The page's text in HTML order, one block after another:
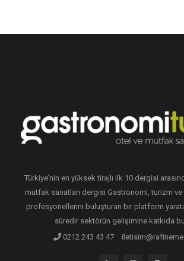
Türkiye’nin en yüksek tirajlı ilk 10 dergisi
mutfak sanatları dergisi Gastronomi, turizm
profesyonellerini buluşturan bir platform
süredir sektörün gelişimine katkıda
0212 243 43 47